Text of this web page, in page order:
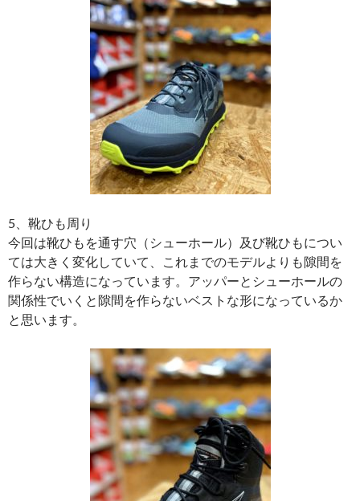
5、靴ひも周り
今回は靴ひもを通す穴（シューホール）及び靴ひもについ
ては大きく変化していて、これまでのモデルよりも隙間を
作らない構造になっています。アッパーとシューホールの
関係性でいくと隙間を作らないベストな形になっているか
と思います。